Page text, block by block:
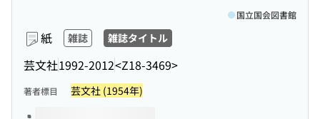
紙 雑誌 雑誌タイトル
芸文社1992-2012<Z18-3469>
国立国会図書館
著者標目 芸文社 (1954年)
このタイトルの巻号